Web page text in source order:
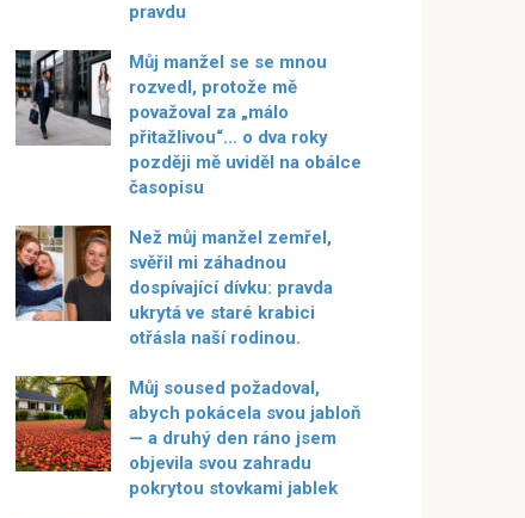
pravdu
Můj manžel se se mnou
rozvedl, protože mě
považoval za „málo
přitažlivou“… o dva roky
později mě uviděl na obálce
časopisu
Než můj manžel zemřel,
svěřil mi záhadnou
dospívající dívku: pravda
ukrytá ve staré krabici
otřásla naší rodinou.
Můj soused požadoval,
abych pokácela svou jabloň
— a druhý den ráno jsem
objevila svou zahradu
pokrytou stovkami jablek